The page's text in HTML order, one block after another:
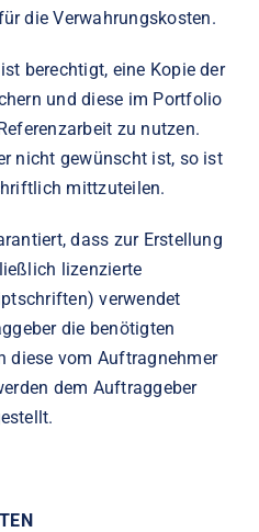
die Verwahrungskosten.
berechtigt, eine Kopie der
und diese im Portfolio
zu nutzen.
nicht gewünscht ist, so ist
mittzuteilen.
dass zur Erstellung
lizenzierte
verwendet
die benötigten
diese vom Auftragnehmer
dem Auftraggeber